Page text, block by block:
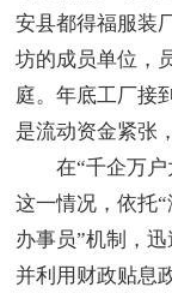
安县都得福服装
坊的成员单位，
庭。年底工厂接
是流动资金紧张
在“千企万户
这一情况，依托
办事员”机制，
并利用财政贴息